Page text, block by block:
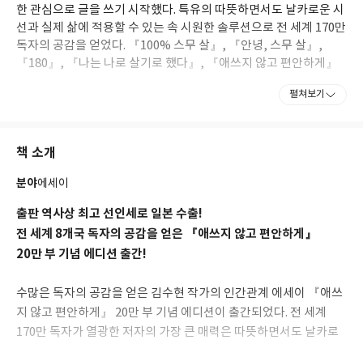
한 관심으로 글을 쓰기 시작했다. 특유의 따뜻하면서도 날카로운 시
선과 실제 삶에 적용할 수 있는 속 시원한 솔루션으로 전 세계 170만
독자의 공감을 얻었다. 『100% 스무 살』, 『안녕, 스무 살』,
『180』, 『나는 나로 살기로 했다』, 『애쓰지 않고 편안하게』
펼쳐보기
책 소개
분야에세이
출판 역사상 최고 선인세로 일본 수출!
전 세계 8개국 독자의 공감을 얻은 『애쓰지 않고 편안하게』
20만 부 기념 에디션 출간!
수많은 독자의 공감을 얻은 김수현 작가의 인간관계 에세이 『애쓰
지 않고 편안하게』 20만 부 기념 에디션이 출간되었다. 전 세계
170만 독자가 열광한 저자의 가장 큰 매력은 따뜻하면서도 날카로